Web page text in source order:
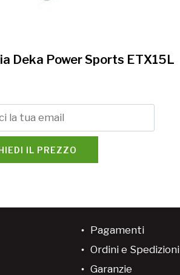
Deka Power Sports ETX15L
IL PREZZO
Pagamenti
Ordini e Spedizioni
Garanzie